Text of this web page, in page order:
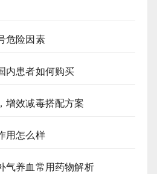
危险因素
内患者如何购买
增效减毒搭配方案
用怎么样
气养血常用药物解析